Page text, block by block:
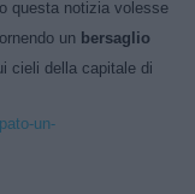
questa notizia volesse
un bersaglio
cieli della capitale di